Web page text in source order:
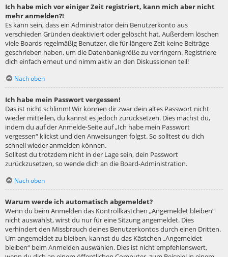
Ich habe mich vor einiger Zeit registriert, kann mich aber nicht
mehr anmelden?!
Es kann sein, dass ein Administrator dein Benutzerkonto aus
verschieden Gründen deaktiviert oder gelöscht hat. Außerdem löschen
viele Boards regelmäßig Benutzer, die für längere Zeit keine Beiträge
geschrieben haben, um die Datenbankgröße zu verringern. Registriere
dich einfach erneut und nimm aktiv an den Diskussionen teil!
Nach oben
Ich habe mein Passwort vergessen!
Das ist nicht schlimm! Wir können dir zwar dein altes Passwort nicht
wieder mitteilen, du kannst es jedoch zurücksetzen. Dies machst du,
indem du auf der Anmelde-Seite auf „Ich habe mein Passwort
vergessen“ klickst und den Anweisungen folgst. So solltest du dich
schnell wieder anmelden können.
Solltest du trotzdem nicht in der Lage sein, dein Passwort
zurückzusetzen, so wende dich an die Board-Administration.
Nach oben
Warum werde ich automatisch abgemeldet?
Wenn du beim Anmelden das Kontrollkästchen „Angemeldet bleiben“
nicht auswählst, wirst du nur für eine Sitzung angemeldet. Dies
verhindert den Missbrauch deines Benutzerkontos durch einen Dritten.
Um angemeldet zu bleiben, kannst du das Kästchen „Angemeldet
bleiben“ beim Anmelden auswählen. Dies ist nicht empfehlenswert,